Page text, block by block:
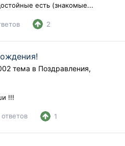
есть (знакомые...
2
тема в Поздравления,
!!!
ответов 1